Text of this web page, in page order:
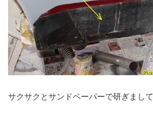
サクサクとサンドペーパーで研ぎまして